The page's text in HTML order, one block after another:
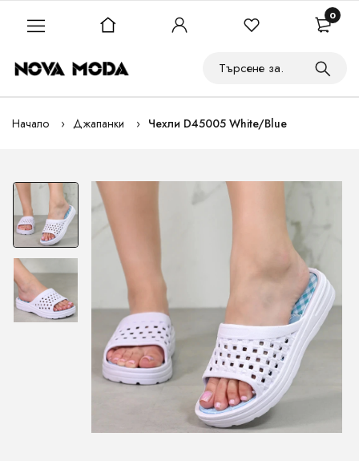
Начало Джапанки Чехли D45005 White/Blue
0